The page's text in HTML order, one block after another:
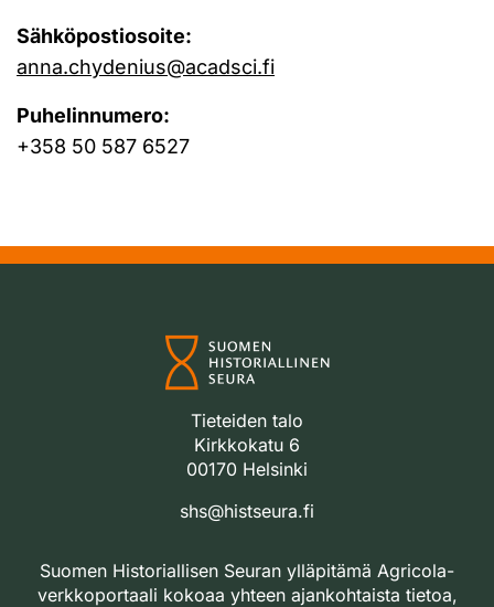
Sähköpostiosoite:
anna.chydenius@acadsci.fi
Puhelinnumero:
+358 50 587 6527
Tieteiden talo
Kirkkokatu 6
00170 Helsinki
shs@histseura.fi
Suomen Historiallisen Seuran ylläpitämä Agricola-
verkkoportaali kokoaa yhteen ajankohtaista tietoa,